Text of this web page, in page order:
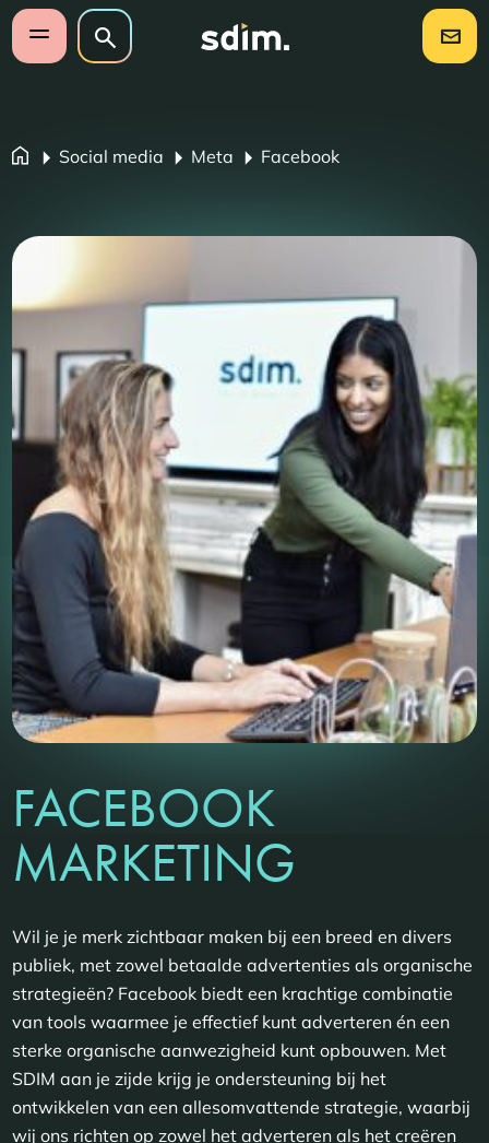
Navigatie overslaan
Open mobiel menu
Zoeken op website
Zoeken
Social media Meta Facebook
FACEBOOK
MARKETING
Wil je je merk zichtbaar maken bij een breed en divers
publiek, met zowel betaalde advertenties als organische
strategieën? Facebook biedt een krachtige combinatie
van tools waarmee je effectief kunt adverteren én een
sterke organische aanwezigheid kunt opbouwen. Met
SDIM aan je zijde krijg je ondersteuning bij het
ontwikkelen van een allesomvattende strategie, waarbij
wij ons richten op zowel het adverteren als het creëren